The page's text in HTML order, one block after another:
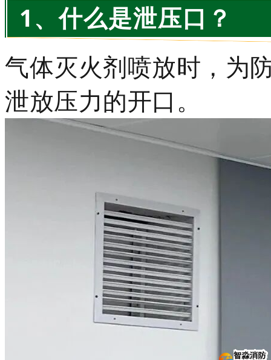
1、什么是泄压口？
气体灭火剂喷放时，为
泄放压力的开口。